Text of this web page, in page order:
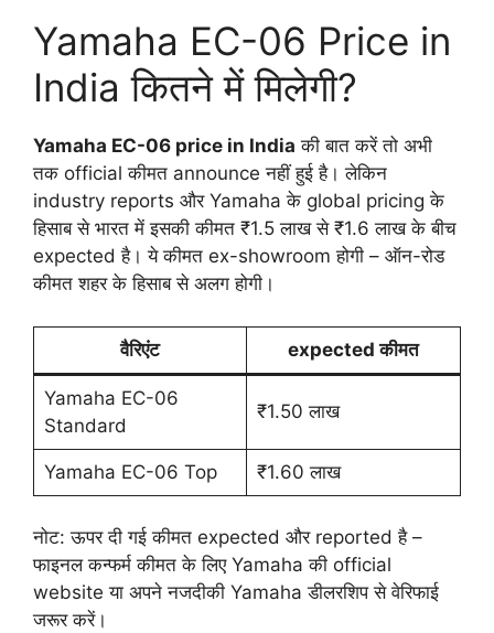
Yamaha EC-06 Price in
India कितने में मिलेगी?
Yamaha EC-06 price in India की बात करें तो अभी
तक official कीमत announce नहीं हुई है। लेकिन
industry reports और Yamaha के global pricing के
हिसाब से भारत में इसकी कीमत ₹1.5 लाख से ₹1.6 लाख के बीच
expected है। ये कीमत ex-showroom होगी – ऑन-रोड
कीमत शहर के हिसाब से अलग होगी।
वैरिएंट expected कीमत
Yamaha EC-06
Standard
₹1.50 लाख
Yamaha EC-06 Top ₹1.60 लाख
नोट: ऊपर दी गई कीमत expected और reported है –
फाइनल कन्फर्म कीमत के लिए Yamaha की official
website या अपने नजदीकी Yamaha डीलरशिप से वेरिफाई
जरूर करें।